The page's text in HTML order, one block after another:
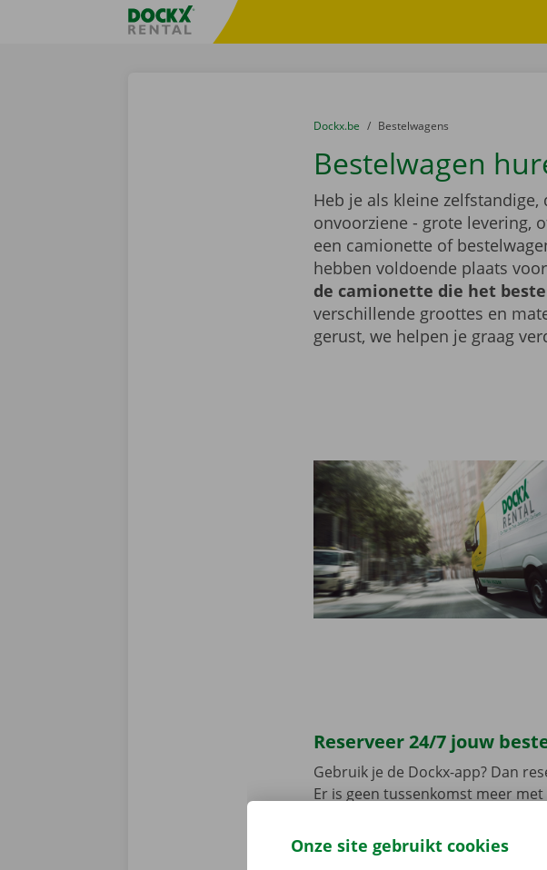
Taalselectie overslaanFratello DEMO
U bevindt zich hier:
van
Dockx.be naar
Bestelwagens
Bestelwagen
Heb je als kleine
onvoorziene - grote levering,
een camionette of
hebben voldoende plaats
de camionette die het
verschillende groottes en
gerust, we helpen je graag
Reserveer 24/7 jouw
Gebruik je de Dockx-app? Dan
Er is geen tussenkomst meer
Download de gratis app voor
App Store.
Onze site gebruikt cookies